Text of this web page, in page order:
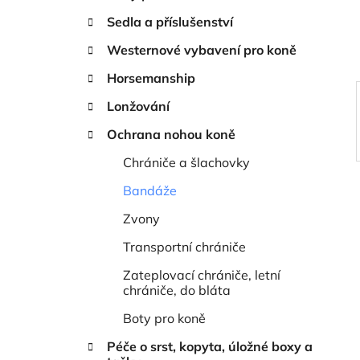
Sedla a příslušenství
Westernové vybavení pro koně
Horsemanship
Lonžování
Ochrana nohou koně
Chrániče a šlachovky
Bandáže
Zvony
Transportní chrániče
Zateplovací chrániče, letní
chrániče, do bláta
Boty pro koně
Péče o srst, kopyta, úložné boxy a